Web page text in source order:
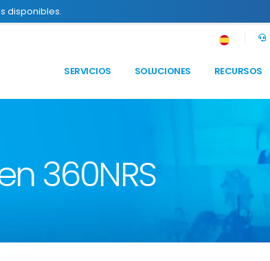
disponibles.
SERVICIOS SOLUCIONES RECURSOS
360NRS